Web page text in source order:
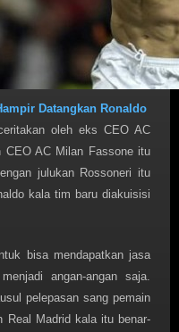
Datangkan Ronaldo
oleh eks CEO AC
CEO AC Milan Fassone itu
julukan Rossoneri itu
kala tim baru diakuisisi
bisa mendapatkan jasa
angan-angan saja.
pelepasan sang pemain
Real Madrid kala itu benar-